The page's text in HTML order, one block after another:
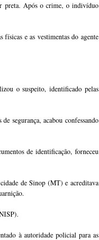
preta. Após o crime, o indivíduo
e as vestimentas do agente
o suspeito, identificado pelas
segurança, acabou confessando
de identificação, forneceu
de Sinop (MT) e acreditava
à autoridade policial para as